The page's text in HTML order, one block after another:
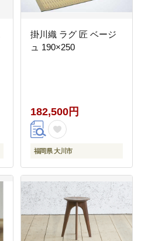
掛川織 ラグ 匠 ベージ
ュ 190×250
182,500円
福岡県 大川市